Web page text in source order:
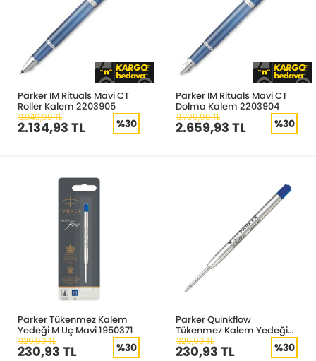
Parker IM Rituals Mavi CT
Roller Kalem 2203905
3.049,90 TL
2.134,93 TL %30
Parker IM Rituals Mavi CT
Dolma Kalem 2203904
3.799,90 TL
2.659,93 TL %30
Parker Tükenmez Kalem
Yedeği M Uç Mavi 1950371
329,90 TL
230,93 TL %30
Parker Quinkflow
Tükenmez Kalem Yedeği
Fine Mavi 1950368
329,90 TL
230,93 TL %30